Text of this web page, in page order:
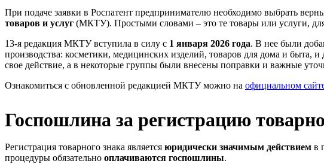
При подаче заявки в Роспатент предпринимателю необходимо выбрать
товаров и услуг (МКТУ). Простыми словами – это те товары или услуги,
13-я редакция МКТУ вступила в силу с 1 января 2026 года. В нее были
производства: косметики, медицинских изделий, товаров для дома и быта,
свое действие, а в некоторые группы были внесены поправки и важные
Ознакомиться с обновленной редакцией МКТУ можно на официальном
Госпошлина за регистрацию
Регистрация товарного знака является юридически значимым действием в
процедуры обязательно оплачиваются госпошлины.